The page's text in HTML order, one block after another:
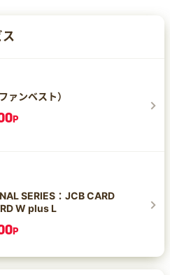
ァンベスト）
P
SERIES：JCB CARD
W plus L
P